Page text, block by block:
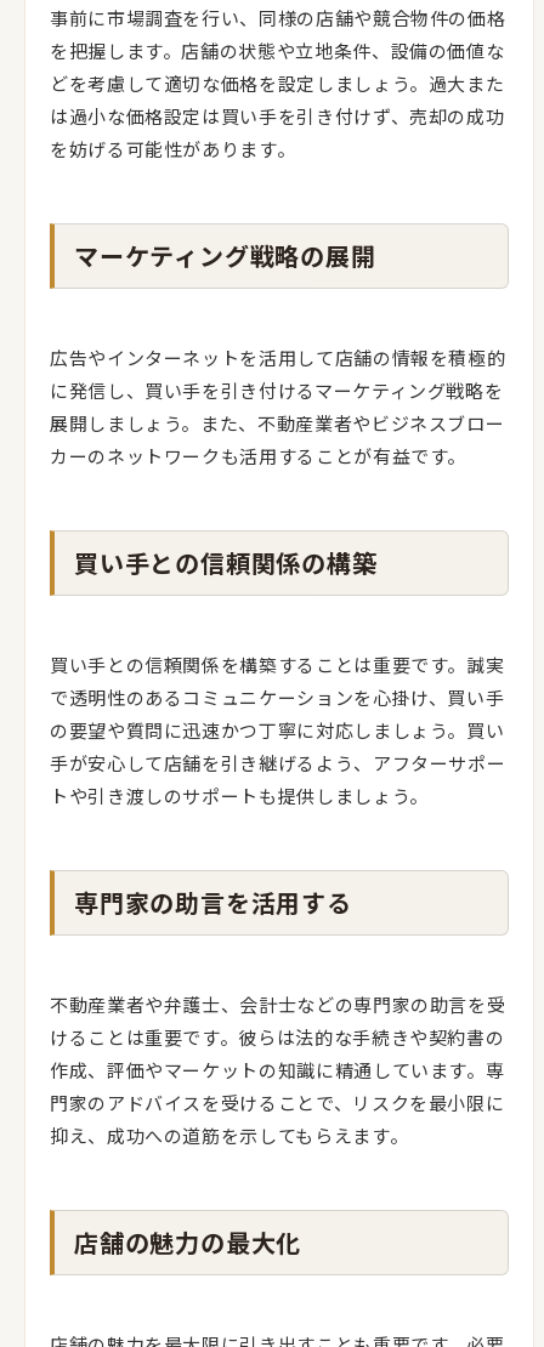
事前に市場調査を行い、同様の店舗や競合物件の価格
を把握します。店舗の状態や立地条件、設備の価値な
どを考慮して適切な価格を設定しましょう。過大また
は過小な価格設定は買い手を引き付けず、売却の成功
を妨げる可能性があります。
マーケティング戦略の展開
広告やインターネットを活用して店舗の情報を積極的
に発信し、買い手を引き付けるマーケティング戦略を
展開しましょう。また、不動産業者やビジネスブロー
カーのネットワークも活用することが有益です。
買い手との信頼関係の構築
買い手との信頼関係を構築することは重要です。誠実
で透明性のあるコミュニケーションを心掛け、買い手
の要望や質問に迅速かつ丁寧に対応しましょう。買い
手が安心して店舗を引き継げるよう、アフターサポー
トや引き渡しのサポートも提供しましょう。
専門家の助言を活用する
不動産業者や弁護士、会計士などの専門家の助言を受
けることは重要です。彼らは法的な手続きや契約書の
作成、評価やマーケットの知識に精通しています。専
門家のアドバイスを受けることで、リスクを最小限に
抑え、成功への道筋を示してもらえます。
店舗の魅力の最大化